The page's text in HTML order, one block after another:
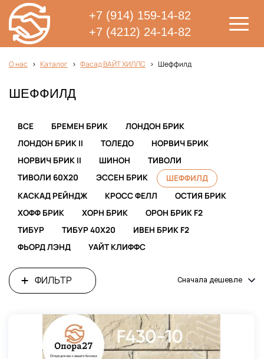
+7 (914) 159-14-82
+7 (4212) 24-14-82
О нас Каталог Фасад ВАЙТ ХИЛЛС Шеффилд
ШЕФФИЛД
ВСЕ БРЕМЕН БРИК
ЛОНДОН БРИК
ЛОНДОН БРИК II
ТОЛЕДО
НОРВИЧ БРИК
НОРВИЧ БРИК II
ШИНОН
ТИВОЛИ
ТИВОЛИ 60Х20
ЭССЕН БРИК
ШЕФФИЛД
КАСКАД РЕЙНДЖ
КРОСС ФЕЛЛ
ОСТИЯ БРИК
ХОФФ БРИК
ХОРН БРИК
ОРОН БРИК F2
ТИБУР
ТИБУР 40X20
ИВЕН БРИК F2
ФЬОРД ЛЭНД
УАЙТ КЛИФФС
ФИЛЬТР Сначала дешевле